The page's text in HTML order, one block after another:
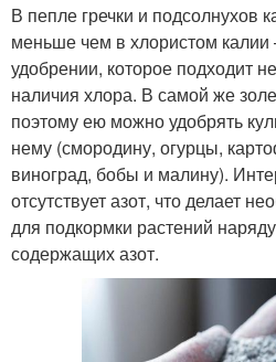
В пепле гречки и подсолнухов
меньше чем в хлористом калии
удобрении, которое подходит
наличия хлора. В самой же
поэтому ею можно удобрять
нему (смородину, огурцы,
виноград, бобы и малину).
отсутствует азот, что делает
для подкормки растений
содержащих азот.